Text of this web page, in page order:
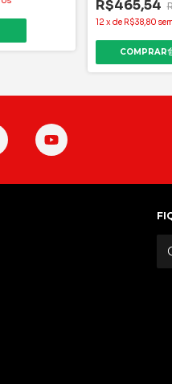
R$465,54
12 xde R$38,80